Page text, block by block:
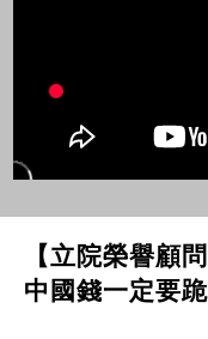
【立院榮譽顧
中國錢一定要